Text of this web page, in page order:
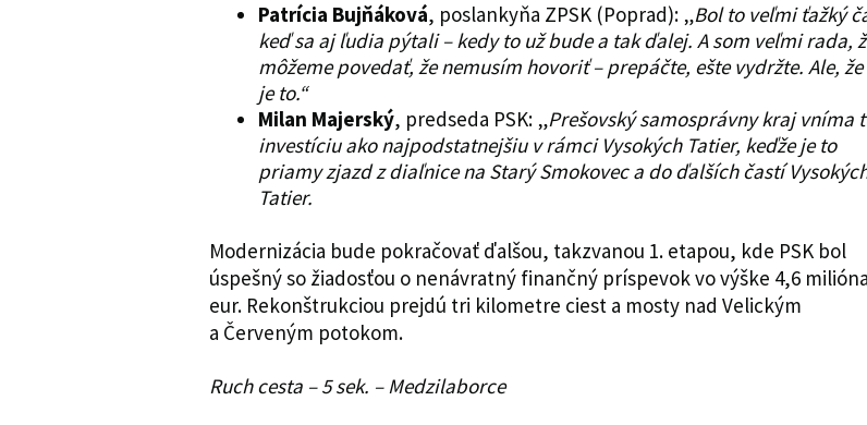
Patrícia Bujňáková, poslankyňa ZPSK (Poprad): „Bol to veľmi ťažký
keď sa aj ľudia pýtali – kedy to už bude a tak ďalej. A som veľmi rada,
môžeme povedať, že nemusím hovoriť – prepáčte, ešte vydržte. Ale, že
je to.“
Milan Majerský, predseda PSK: „Prešovský samosprávny kraj vníma
investíciu ako najpodstatnejšiu v rámci Vysokých Tatier, keďže je to
priamy zjazd z diaľnice na Starý Smokovec a do ďalších častí
Tatier.
Modernizácia bude pokračovať ďalšou, takzvanou 1. etapou, kde PSK bol
úspešný so žiadosťou o nenávratný finančný príspevok vo výške 4,6 milióna
eur. Rekonštrukciou prejdú tri kilometre ciest a mosty nad Velickým
a Červeným potokom.
Ruch cesta – 5 sek. – Medzilaborce